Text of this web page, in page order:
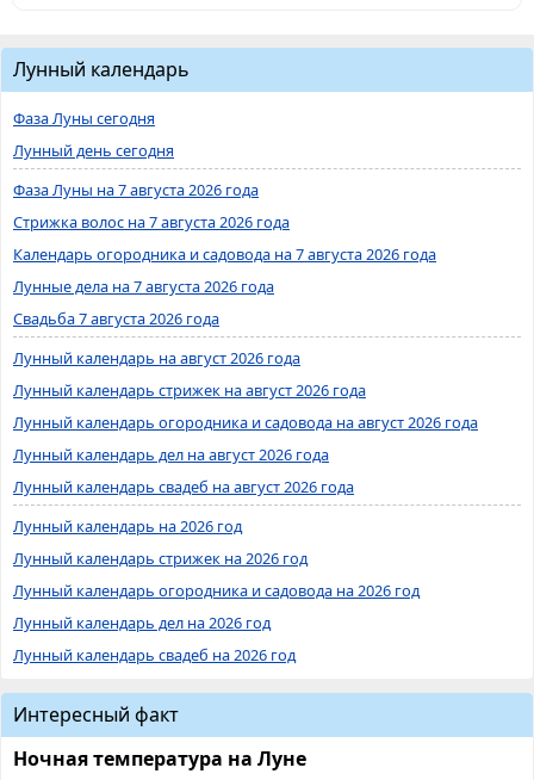
Лунный календарь
Фаза Луны сегодня
Лунный день сегодня
Фаза Луны на 7 августа 2026 года
Стрижка волос на 7 августа 2026 года
Календарь огородника и садовода на 7 августа 2026 года
Лунные дела на 7 августа 2026 года
Свадьба 7 августа 2026 года
Лунный календарь на август 2026 года
Лунный календарь стрижек на август 2026 года
Лунный календарь огородника и садовода на август 2026 года
Лунный календарь дел на август 2026 года
Лунный календарь свадеб на август 2026 года
Лунный календарь на 2026 год
Лунный календарь стрижек на 2026 год
Лунный календарь огородника и садовода на 2026 год
Лунный календарь дел на 2026 год
Лунный календарь свадеб на 2026 год
Интересный факт
Ночная температура на Луне